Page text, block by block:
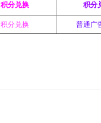
积分兑换 积分
积分兑换 普通广